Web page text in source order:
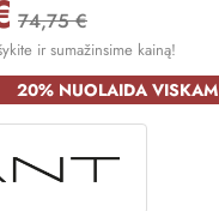
74,75 €
ir sumažinsime kainą!
20% NUOLAIDA VISKAM